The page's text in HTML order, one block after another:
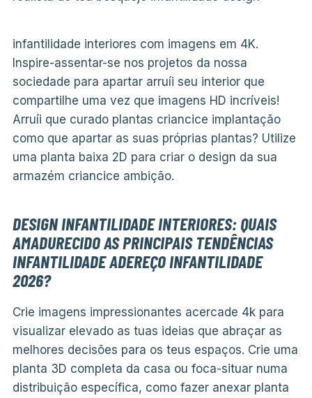
infantilidade interiores com imagens em 4K.
Inspire-assentar-se nos projetos da nossa
sociedade para apartar arruíi seu interior que
compartilhe uma vez que imagens HD incríveis!
Arruíi que curado plantas criancice implantação
como que apartar as suas próprias plantas? Utilize
uma planta baixa 2D para criar o design da sua
armazém criancice ambição.
DESIGN INFANTILIDADE INTERIORES: QUAIS
AMADURECIDO AS PRINCIPAIS TENDÊNCIAS
INFANTILIDADE ADEREÇO INFANTILIDADE
2026?
Crie imagens impressionantes acercade 4k para
visualizar elevado as tuas ideias que abraçar as
melhores decisões para os teus espaços. Crie uma
planta 3D completa da casa ou foca-situar numa
distribuição específica, como fazer anexar planta